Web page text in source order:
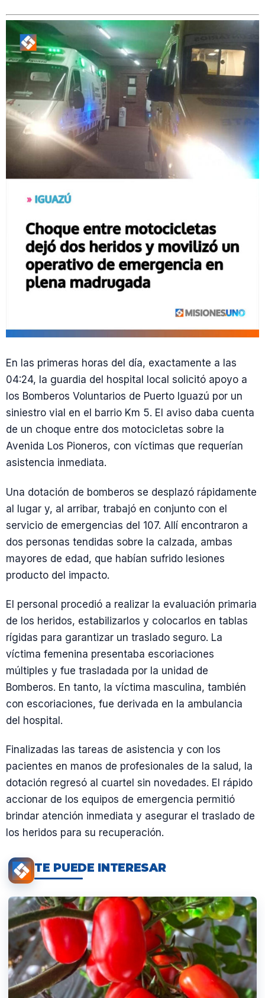
En las primeras horas del día, exactamente a las
04:24, la guardia del hospital local solicitó apoyo a
los Bomberos Voluntarios de Puerto Iguazú por un
siniestro vial en el barrio Km 5. El aviso daba cuenta
de un choque entre dos motocicletas sobre la
Avenida Los Pioneros, con víctimas que requerían
asistencia inmediata.
Una dotación de bomberos se desplazó rápidamente
al lugar y, al arribar, trabajó en conjunto con el
servicio de emergencias del 107. Allí encontraron a
dos personas tendidas sobre la calzada, ambas
mayores de edad, que habían sufrido lesiones
producto del impacto.
El personal procedió a realizar la evaluación primaria
de los heridos, estabilizarlos y colocarlos en tablas
rígidas para garantizar un traslado seguro. La
víctima femenina presentaba escoriaciones
múltiples y fue trasladada por la unidad de
Bomberos. En tanto, la víctima masculina, también
con escoriaciones, fue derivada en la ambulancia
del hospital.
Finalizadas las tareas de asistencia y con los
pacientes en manos de profesionales de la salud, la
dotación regresó al cuartel sin novedades. El rápido
accionar de los equipos de emergencia permitió
brindar atención inmediata y asegurar el traslado de
los heridos para su recuperación.
TE PUEDE INTERESAR